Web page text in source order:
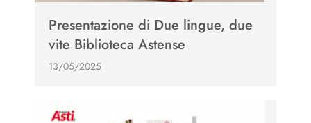
Presentazione di Due lingue, due
vite Biblioteca Astense
13/05/2025